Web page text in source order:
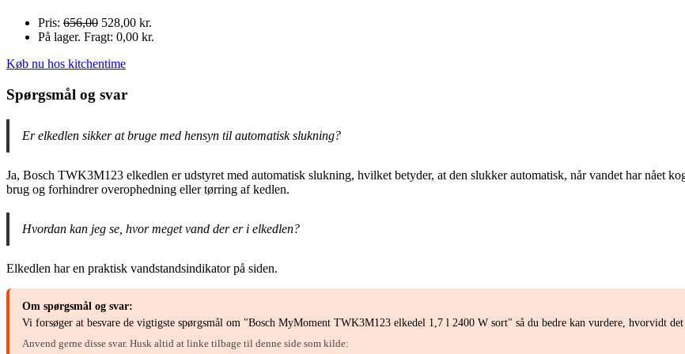
Pris: 656,00 528,00 kr.
På lager. Fragt: 0,00 kr.
Køb nu hos kitchentime
Spørgsmål og svar
Er elkedlen sikker at bruge med hensyn til automatisk slukning?
Ja, Bosch TWK3M123 elkedlen er udstyret med automatisk slukning, hvilket betyder, at den slukker automatisk, når vandet har nået
brug og forhindrer overophedning eller tørring af kedlen.
Hvordan kan jeg se, hvor meget vand der er i elkedlen?
Elkedlen har en praktisk vandstandsindikator på siden.
Om spørgsmål og svar:
Vi forsøger at besvare de vigtigste spørgsmål om "Bosch MyMoment TWK3M123 elkedel 1,7 l 2400 W sort" så du bedre kan vurdere, hvorvidt det
Anvend gerne disse svar. Husk altid at linke tilbage til denne side som kilde: